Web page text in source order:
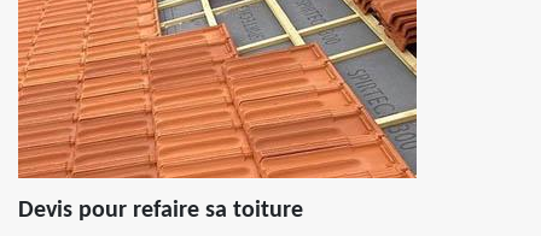
Devis pour refaire sa toiture